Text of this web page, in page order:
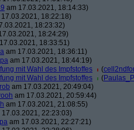
am 17.03.2021, 18:14:33)
18:22:18)
18:23:32)
18:24:29)
18:33:51)
am 17.03.2021, 18:36:11)
am 17.03.2021, 18:44:19)
mit Wahl des Impfstoffes
(
mit Wahl des Impfstoffes
(
am 17.03.2021, 20:49:04)
am 17.03.2021, 20:59:44)
am 17.03.2021, 21:08:55)
17.03.2021, 22:23:03)
am 17.03.2021, 22:27:21)